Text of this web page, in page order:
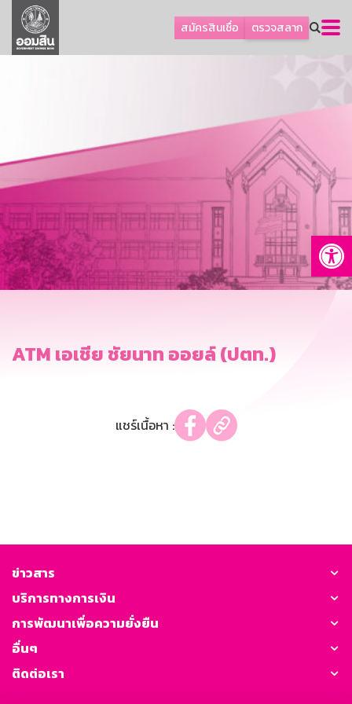
สมัครสินเชื่อ ตรวจสลาก
ลูกค้าธุรกิจ
ลูกค้าผู้ประกอบรายย่อย
การพัฒนาที่ยั่งยืน
ข่าวสาร
บริการทางการเงิน
อื่นๆ
ติดต่อเรา
บริการออนไลน์
GSB Society
ATM เอเชีย ชัยนาท ออยล์ (ปตท.)
แชร์เนื้อหา :
ข่าวสาร
บริการทางการเงิน
การพัฒนาเพื่อความยั่งยืน
อื่นๆ
ติดต่อเรา